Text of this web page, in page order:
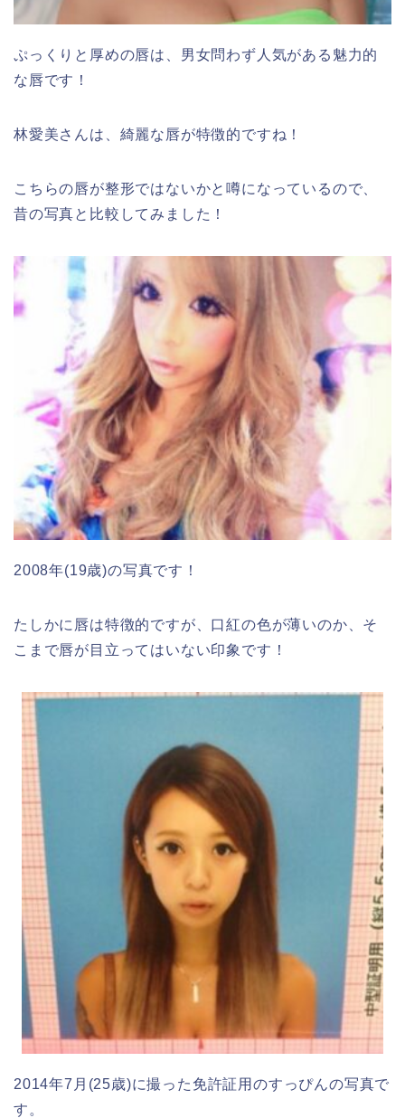
ぷっくりと厚めの唇は、男女問わず人気がある魅力的
な唇です！
林愛美さんは、綺麗な唇が特徴的ですね！
こちらの唇が整形ではないかと噂になっているので、
昔の写真と比較してみました！
2008年(19歳)の写真です！
たしかに唇は特徴的ですが、口紅の色が薄いのか、そ
こまで唇が目立ってはいない印象です！
2014年7月(25歳)に撮った免許証用のすっぴんの写真で
す。